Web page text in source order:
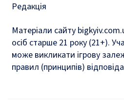
Редакція
Матеріали сайту
осіб старше 21 року (21+).
може викликати ігрову
правил (принципів)